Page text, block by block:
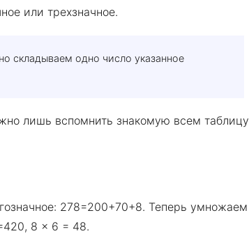
или трехзначное.
складываем одно число указанное
лишь вспомнить знакомую всем таблицу
278=200+70+8. Теперь умножаем
8 x 6 = 48.